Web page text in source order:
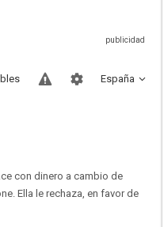
España
con dinero a cambio de
Ella le rechaza, en favor de